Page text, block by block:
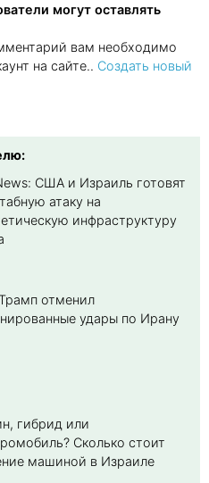
могут оставлять
вам необходимо
на сайте.. Создать новый
США и Израиль готовят
атаку на
инфраструктуру
отменил
удары по Ирану
гибрид или
Cколько стоит
машиной в Израиле